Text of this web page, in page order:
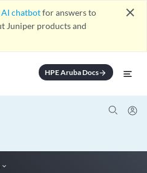
AI chatbotfor answers to
Juniper products and
close
HPE Aruba Docsarrow_forward